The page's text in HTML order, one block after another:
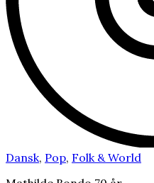
Dansk, Pop, Folk & World